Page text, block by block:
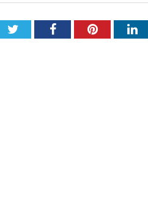
TwitterFacebookPinterest